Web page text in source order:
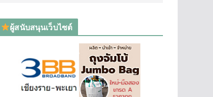
ผู้สนับสนุนเว็บไซต์